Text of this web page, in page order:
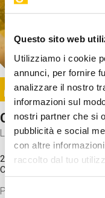
Questo sito web
Utilizziamo i cookie
annunci, per fornire
analizzare il nostro
informazioni sul
nostri partner che si
pubblicità e social
con altre
raccolto dal tuo
Selezione
Image
SUNDAY@STEP
Come funziona
Laboratorio
20 Set 2026 / 11:15 - 13:00
Costo
Proveremo a costruire